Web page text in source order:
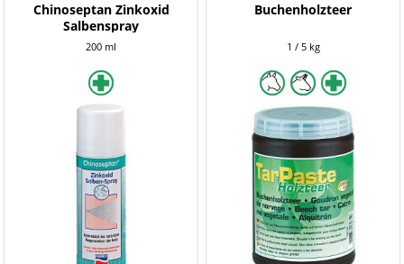
Chinoseptan Zinkoxid
Salbenspray
200 ml
Buchenholzteer
1 / 5 kg